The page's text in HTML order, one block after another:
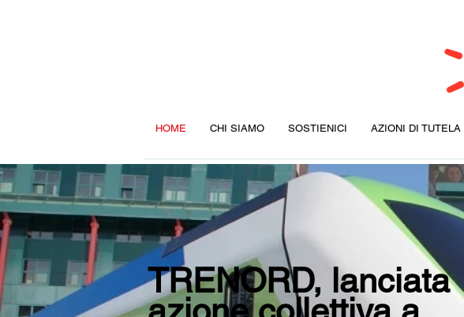
HOME CHI SIAMO SOSTIENICI AZIONI DI TUTELA
TRENORD, lanciata